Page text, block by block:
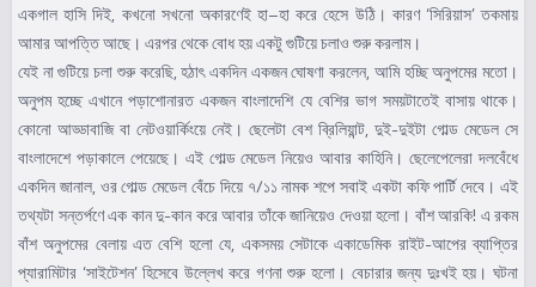
একগাল হাসি দিই, কখনো সখনো অকারণেই হা–হা করে হেসে উঠি। কারণ ‘সিরিয়াস’ তকমায়
আমার আপত্তি আছে। এরপর থেকে বোধ হয় একটু গুটিয়ে চলাও শুরু করলাম।
যেই না গুটিয়ে চলা শুরু করেছি, হঠাৎ একদিন একজন ঘোষণা করলেন, আমি হচ্ছি অনুপমের মতো।
অনুপম হচ্ছে এখানে পড়াশোনারত একজন বাংলাদেশি যে বেশির ভাগ সময়টাতেই বাসায় থাকে।
কোনো আড্ডাবাজি বা নেটওয়ার্কিংয়ে নেই। ছেলেটা বেশ ব্রিলিয়ান্ট, দুই-দুইটা গোল্ড মেডেল সে
বাংলাদেশে পড়াকালে পেয়েছে। এই গোল্ড মেডেল নিয়েও আবার কাহিনি। ছেলেপেলেরা দলবেঁধে
একদিন জানাল, ওর গোল্ড মেডেল বেঁচে দিয়ে ৭/১১ নামক শপে সবাই একটা কফি পার্টি দেবে। এই
তথ্যটা সন্তর্পণে এক কান দু-কান করে আবার তাঁকে জানিয়েও দেওয়া হলো। বাঁশ আরকি! এ রকম
বাঁশ অনুপমের বেলায় এত বেশি হলো যে, একসময় সেটাকে একাডেমিক রাইট-আপের ব্যাপ্তির
প্যারামিটার ‘সাইটেশন’ হিসেবে উল্লেখ করে গণনা শুরু হলো। বেচারার জন্য দুঃখই হয়। ঘটনা